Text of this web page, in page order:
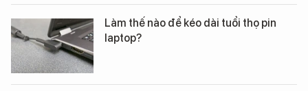
Làm thế nào để kéo dài tuổi thọ pin
laptop?